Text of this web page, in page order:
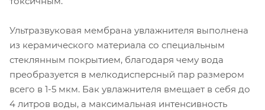
Ультразвуковая мембрана увлажнителя выполнена
из керамического материала со специальным
стеклянным покрытием, благодаря чему вода
преобразуется в мелкодисперсный пар размером
всего в 1-5 мкм. Бак увлажнителя вмещает в себя до
4 литров воды, а максимальная интенсивность